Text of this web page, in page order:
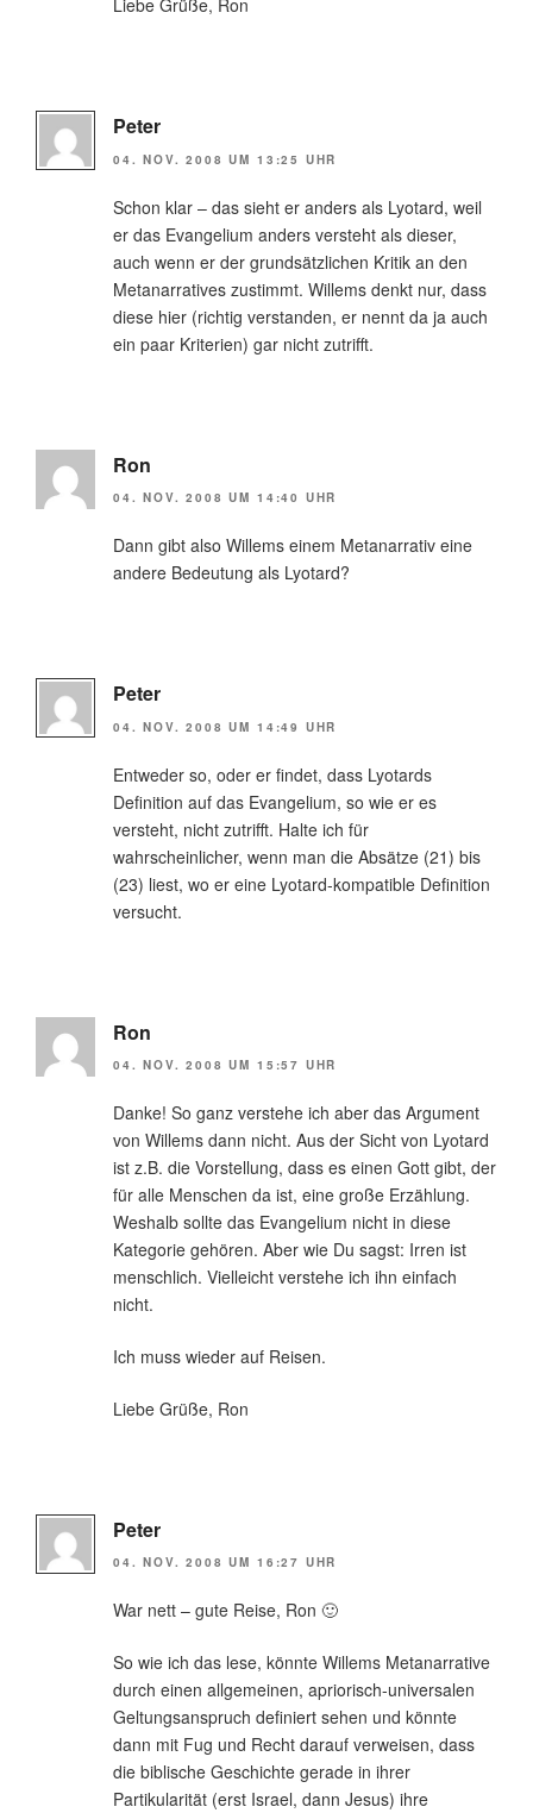
Liebe Grüße, Ron
Peter
04. NOV. 2008 UM 13:25 UHR
Schon klar – das sieht er anders als Lyotard, weil
er das Evangelium anders versteht als dieser,
auch wenn er der grundsätzlichen Kritik an den
Metanarratives zustimmt. Willems denkt nur, dass
diese hier (richtig verstanden, er nennt da ja auch
ein paar Kriterien) gar nicht zutrifft.
Ron
04. NOV. 2008 UM 14:40 UHR
Dann gibt also Willems einem Metanarrativ eine
andere Bedeutung als Lyotard?
Peter
04. NOV. 2008 UM 14:49 UHR
Entweder so, oder er findet, dass Lyotards
Definition auf das Evangelium, so wie er es
versteht, nicht zutrifft. Halte ich für
wahrscheinlicher, wenn man die Absätze (21) bis
(23) liest, wo er eine Lyotard-kompatible Definition
versucht.
Ron
04. NOV. 2008 UM 15:57 UHR
Danke! So ganz verstehe ich aber das Argument
von Willems dann nicht. Aus der Sicht von Lyotard
ist z.B. die Vorstellung, dass es einen Gott gibt, der
für alle Menschen da ist, eine große Erzählung.
Weshalb sollte das Evangelium nicht in diese
Kategorie gehören. Aber wie Du sagst: Irren ist
menschlich. Vielleicht verstehe ich ihn einfach
nicht.
Ich muss wieder auf Reisen.
Liebe Grüße, Ron
Peter
04. NOV. 2008 UM 16:27 UHR
War nett – gute Reise, Ron 🙂
So wie ich das lese, könnte Willems Metanarrative
durch einen allgemeinen, apriorisch-universalen
Geltungsanspruch definiert sehen und könnte
dann mit Fug und Recht darauf verweisen, dass
die biblische Geschichte gerade in ihrer
Partikularität (erst Israel, dann Jesus) ihre